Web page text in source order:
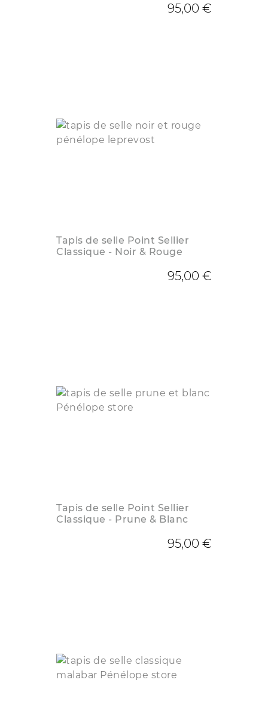
95,00 €
Tapis de selle Point Sellier
Classique - Noir & Rouge
95,00 €
Tapis de selle Point Sellier
Classique - Prune & Blanc
95,00 €